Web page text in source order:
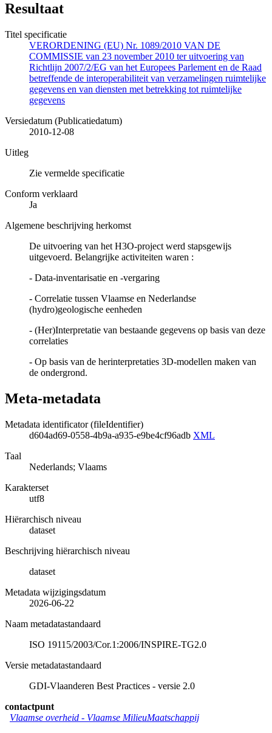
Resultaat
Titel specificatie
VERORDENING (EU) Nr. 1089/2010 VAN DE
COMMISSIE van 23 november 2010 ter uitvoering van
Richtlijn 2007/2/EG van het Europees Parlement en de Raad
betreffende de interoperabiliteit van verzamelingen ruimtelijke
gegevens en van diensten met betrekking tot ruimtelijke
gegevens
Versiedatum (Publicatiedatum)
2010-12-08
Uitleg
Zie vermelde specificatie
Conform verklaard
Ja
Algemene beschrijving herkomst
De uitvoering van het H3O-project werd stapsgewijs
uitgevoerd. Belangrijke activiteiten waren :
- Data-inventarisatie en -vergaring
- Correlatie tussen Vlaamse en Nederlandse
(hydro)geologische eenheden
- (Her)Interpretatie van bestaande gegevens op basis van deze
correlaties
- Op basis van de herinterpretaties 3D-modellen maken van
de ondergrond.
Meta-metadata
Metadata identificator (fileIdentifier)
d604ad69-0558-4b9a-a935-e9be4cf96adb XML
Taal
Nederlands; Vlaams
Karakterset
utf8
Hiërarchisch niveau
dataset
Beschrijving hiërarchisch niveau
dataset
Metadata wijzigingsdatum
2026-06-22
Naam metadatastandaard
ISO 19115/2003/Cor.1:2006/INSPIRE-TG2.0
Versie metadatastandaard
GDI-Vlaanderen Best Practices - versie 2.0
contactpunt
Vlaamse overheid - Vlaamse MilieuMaatschappij